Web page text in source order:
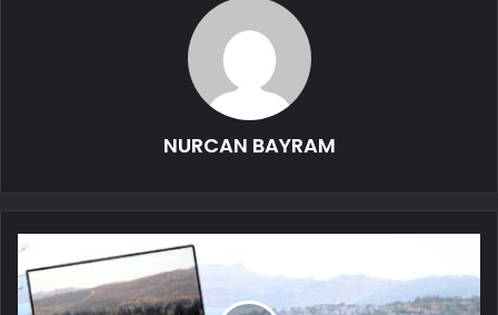
NURCAN BAYRAM